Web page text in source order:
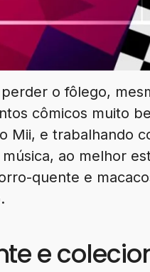
o fôlego,
cômicos muito
Mii, e trabalhando
ao melhor
quente e
e